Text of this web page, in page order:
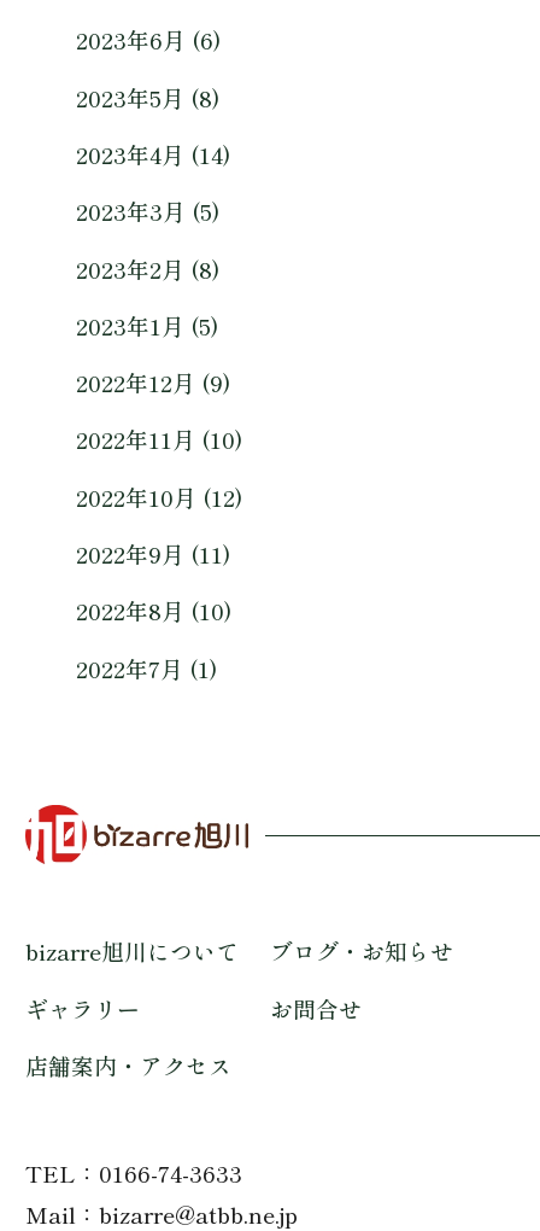
2023年6月 (6)
2023年5月 (8)
2023年4月 (14)
2023年3月 (5)
2023年2月 (8)
2023年1月 (5)
2022年12月 (9)
2022年11月 (10)
2022年10月 (12)
2022年9月 (11)
2022年8月 (10)
2022年7月 (1)
bizarre旭川について
ブログ・お知らせ
ギャラリー
お問合せ
店舗案内・アクセス
TEL
0166-74-3633
Mail
bizarre@atbb.ne.jp